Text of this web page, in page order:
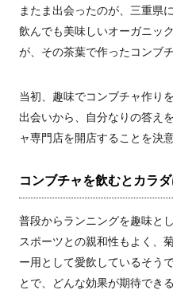
またま出会ったのが、三重県
飲んでも美味しいオーガニッ
が、その茶葉で作ったコンブ
当初、趣味でコンブチャ作り
出会いから、自分なりの答え
ャ専門店を開店することを決
コンブチャを飲むとカラ
普段からランニングを趣味と
スポーツとの親和性もよく、
ー用として愛飲しているそう
とで、どんな効果が期待でき